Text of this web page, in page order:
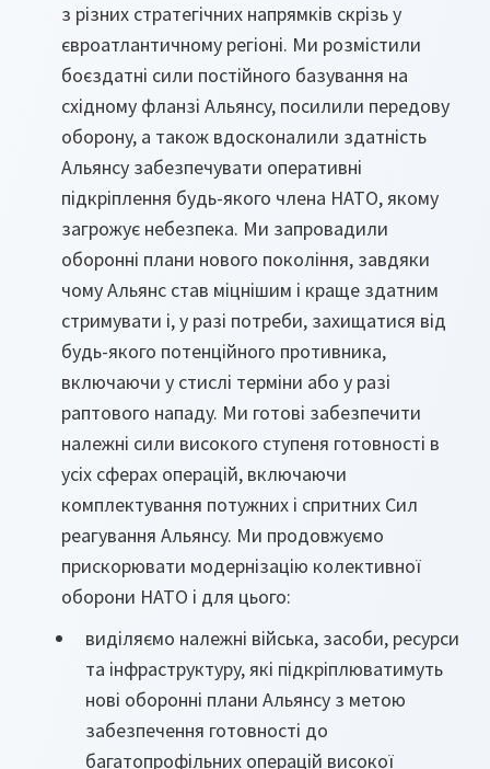
з різних стратегічних напрямків скрізь у
євроатлантичному регіоні. Ми розмістили
боєздатні сили постійного базування на
східному фланзі Альянсу, посилили передову
оборону, а також вдосконалили здатність
Альянсу забезпечувати оперативні
підкріплення будь-якого члена НАТО, якому
загрожує небезпека. Ми запровадили
оборонні плани нового покоління, завдяки
чому Альянс став міцнішим і краще здатним
стримувати і, у разі потреби, захищатися від
будь-якого потенційного противника,
включаючи у стислі терміни або у разі
раптового нападу. Ми готові забезпечити
належні сили високого ступеня готовності в
усіх сферах операцій, включаючи
комплектування потужних і спритних Сил
реагування Альянсу. Ми продовжуємо
прискорювати модернізацію колективної
оборони НАТО і для цього:
виділяємо належні війська, засоби, ресурси
та інфраструктуру, які підкріплюватимуть
нові оборонні плани Альянсу з метою
забезпечення готовності до
багатопрофільних операцій високої